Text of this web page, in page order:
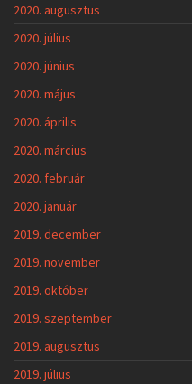
2020. augusztus
2020. július
2020. június
2020. május
2020. április
2020. március
2020. február
2020. január
2019. december
2019. november
2019. október
2019. szeptember
2019. augusztus
2019. július